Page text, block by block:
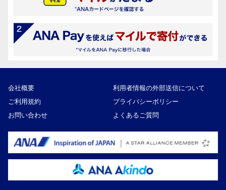
会社概要
利用者情報の外部送信について
ご利用規約
プライバシーポリシー
お問い合わせ
よくあるご質問